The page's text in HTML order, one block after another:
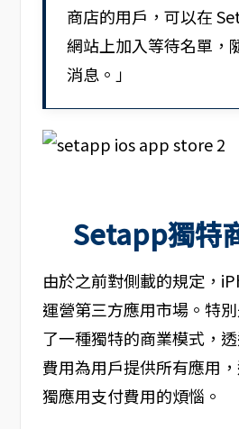
商店的用戶，可以在
網站上加入等待名單，
消息。」
Setapp獨特
由於之前對側載的規定，
運營第三方應用市場。特
了一種獨特的商業模式，
費用為用戶提供所有應用
獨應用支付費用的煩惱。